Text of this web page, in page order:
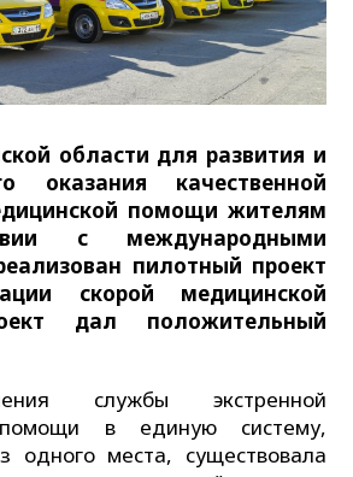
области для развития и
оказания качественной
помощи жителям
с международными
пилотный проект
скорой медицинской
дал положительный
службы экстренной
в единую систему,
одного места, существовала